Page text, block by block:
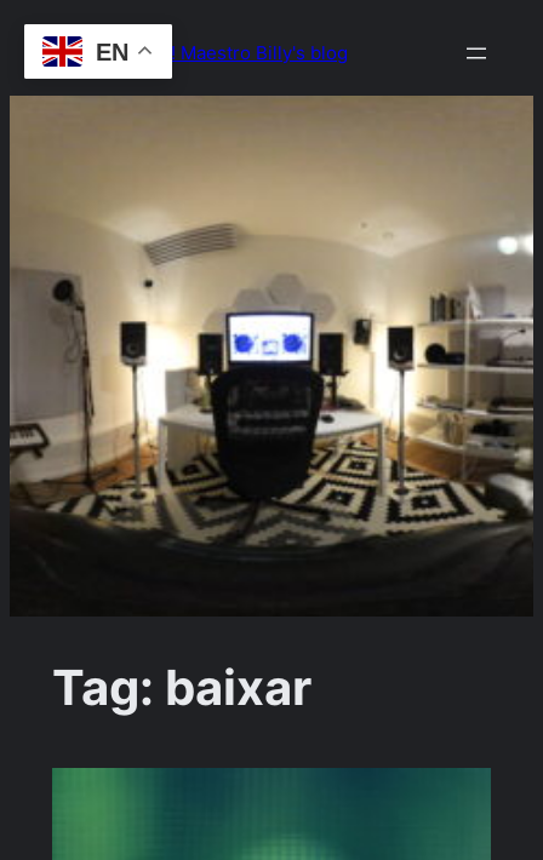
Skip
content
Drop the Beat! Maestro Billy's blog
Tag: baixar
EN